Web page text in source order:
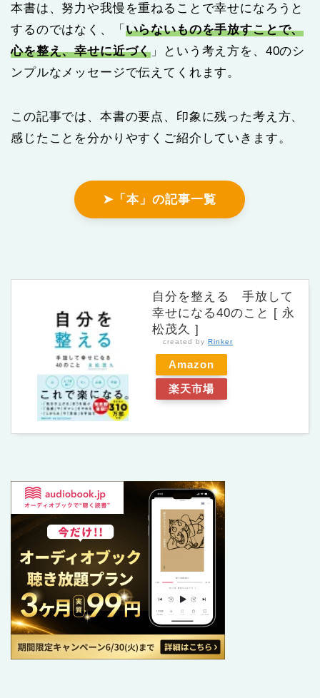
本書は、努力や我慢を重ねることで幸せになろうと
するのではなく、「 いらないものを手放すことで、
心を整え、幸せに近づく 」という考え方を、40のシ
ンプルなメッセージで伝えてくれます。
この記事では、本書の要点、印象に残った考え方、
感じたことを分かりやすくご紹介していきます。
➤「本」の記事一覧
自分を整える 手放して
幸せになる40のこと [ 永
松茂久 ]
created by Rinker
Amazon
楽天市場